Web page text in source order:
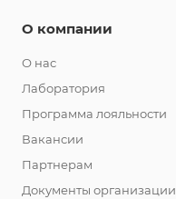
О компании
О нас
Лаборатория
Программа лояльности
Вакансии
Партнерам
Документы организации